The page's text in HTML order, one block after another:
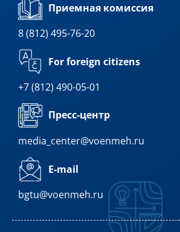
Приемная комиссия
8 (812) 495-76-20
For foreign citizens
+7 (812) 490-05-01
Пресс-центр
media_center@voenmeh.ru
E-mail
bgtu@voenmeh.ru